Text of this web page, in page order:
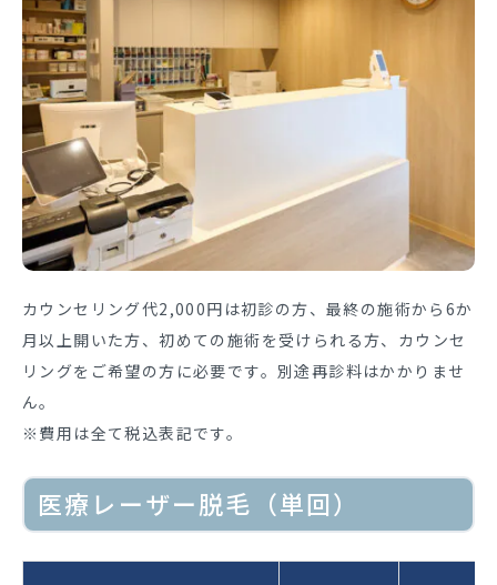
カウンセリング代2,000円は初診の方、最終の施術から6か
月以上開いた方、初めての施術を受けられる方、カウンセ
リングをご希望の方に必要です。別途再診料はかかりませ
ん。
※費用は全て税込表記です。
医療レーザー脱毛（単回）